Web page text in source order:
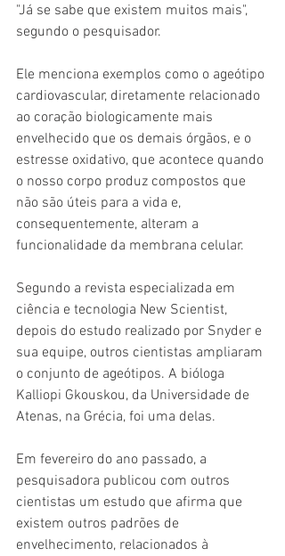
"Já se sabe que existem muitos mais",
segundo o pesquisador.
Ele menciona exemplos como o ageótipo
cardiovascular, diretamente relacionado
ao coração biologicamente mais
envelhecido que os demais órgãos, e o
estresse oxidativo, que acontece quando
o nosso corpo produz compostos que
não são úteis para a vida e,
consequentemente, alteram a
funcionalidade da membrana celular.
Segundo a revista especializada em
ciência e tecnologia New Scientist,
depois do estudo realizado por Snyder e
sua equipe, outros cientistas ampliaram
o conjunto de ageótipos. A bióloga
Kalliopi Gkouskou, da Universidade de
Atenas, na Grécia, foi uma delas.
Em fevereiro do ano passado, a
pesquisadora publicou com outros
cientistas um estudo que afirma que
existem outros padrões de
envelhecimento, relacionados à